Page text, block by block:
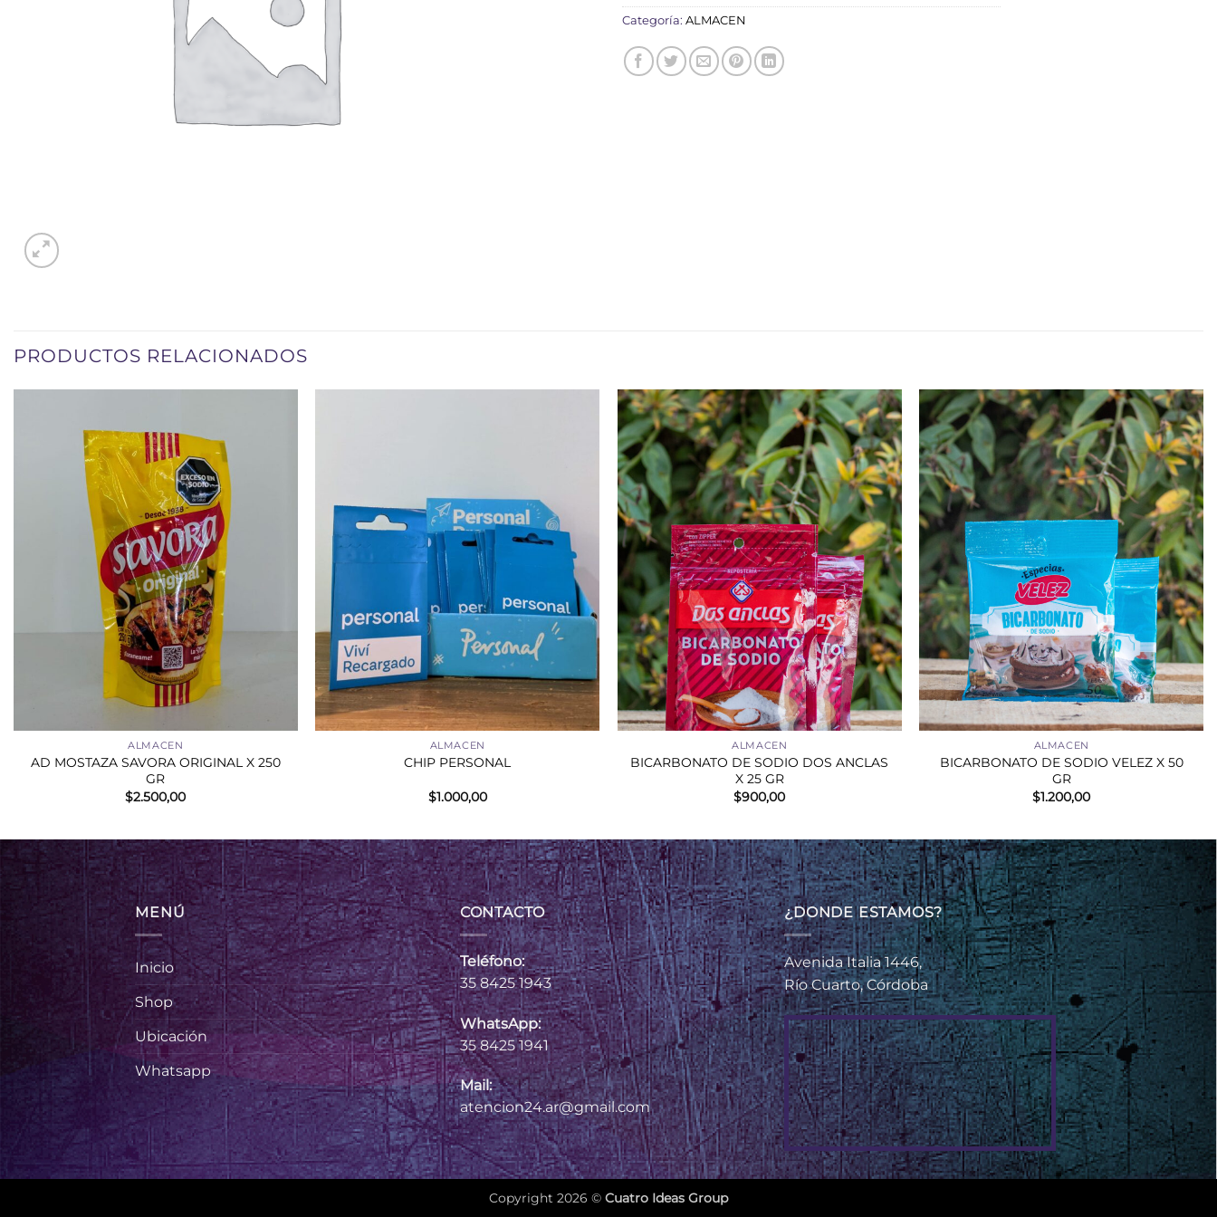
Categoría: ALMACEN
PRODUCTOS RELACIONADOS
ALMACEN
AD MOSTAZA SAVORA ORIGINAL X 250
GR
$2.500,00
+
ALMACEN
CHIP PERSONAL
$1.000,00
+
ALMACEN
BICARBONATO DE SODIO DOS ANCLAS
X 25 GR
$900,00
+
ALMACEN
BICARBONATO DE SODIO VELEZ X 50
GR
$1.200,00
MENÚ
Inicio
Shop
Ubicación
Whatsapp
CONTACTO
Teléfono:
35 8425 1943
WhatsApp:
35 8425 1941
Mail:
atencion24.ar@gmail.com
¿DONDE ESTAMOS?
Avenida Italia 1446,
Río Cuarto, Córdoba
Copyright 2026 © Cuatro Ideas Group